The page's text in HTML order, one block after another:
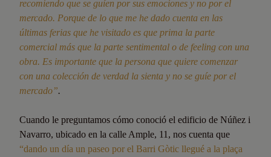
recomiendo que se guíen por sus emociones y no por el
mercado. Porque de lo que me he dado cuenta en las
últimas ferias que he visitado es que prima la parte
comercial más que la parte sentimental o de feeling con una
obra. Es importante que la persona que quiere comenzar
con una colección de verdad la sienta y no se guíe por el
mercado”.
Cuando le preguntamos cómo conoció el edificio de Núñez i
Navarro, ubicado en la calle Ample, 11, nos cuenta que
“dando un día un paseo por el Barri Gòtic llegué a la plaça